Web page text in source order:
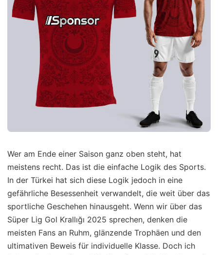
Wer am Ende einer Saison ganz oben steht, hat
meistens recht. Das ist die einfache Logik des Sports.
In der Türkei hat sich diese Logik jedoch in eine
gefährliche Besessenheit verwandelt, die weit über das
sportliche Geschehen hinausgeht. Wenn wir über das
Süper Lig Gol Krallığı 2025 sprechen, denken die
meisten Fans an Ruhm, glänzende Trophäen und den
ultimativen Beweis für individuelle Klasse. Doch ich